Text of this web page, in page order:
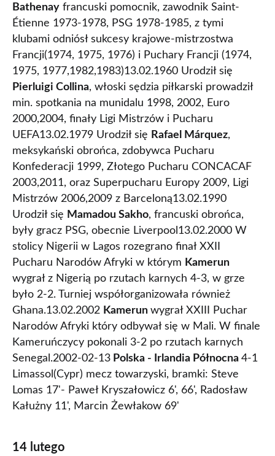
Bathenay francuski pomocnik, zawodnik Saint-
Étienne 1973-1978, PSG 1978-1985, z tymi
klubami odniósł sukcesy krajowe-mistrzostwa
Francji(1974, 1975, 1976) i Puchary Francji (1974,
1975, 1977,1982,1983)13.02.1960 Urodził się
Pierluigi Collina, włoski sędzia piłkarski prowadził
min. spotkania na munidalu 1998, 2002, Euro
2000,2004, finały Ligi Mistrzów i Pucharu
UEFA13.02.1979 Urodził się Rafael Márquez,
meksykański obrońca, zdobywca Pucharu
Konfederacji 1999, Złotego Pucharu CONCACAF
2003,2011, oraz Superpucharu Europy 2009, Ligi
Mistrzów 2006,2009 z Barceloną13.02.1990
Urodził się Mamadou Sakho, francuski obrońca,
były gracz PSG, obecnie Liverpool13.02.2000 W
stolicy Nigerii w Lagos rozegrano finał XXII
Pucharu Narodów Afryki w którym Kamerun
wygrał z Nigerią po rzutach karnych 4-3, w grze
było 2-2. Turniej współorganizowała również
Ghana.13.02.2002 Kamerun wygrał XXIII Puchar
Narodów Afryki który odbywał się w Mali. W finale
Kameruńczycy pokonali 3-2 po rzutach karnych
Senegal.2002-02-13 Polska - Irlandia Północna 4-1
Limassol(Cypr) mecz towarzyski, bramki: Steve
Lomas 17'- Paweł Kryszałowicz 6', 66', Radosław
Kałużny 11', Marcin Żewłakow 69'
14 lutego